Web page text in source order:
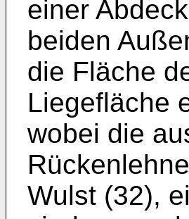
einer
beiden
die Fläche
Liegefläche
wobei die
Wulst (32),